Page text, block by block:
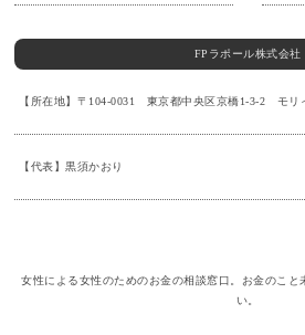
FPラポール株式会社
【所在地】〒104-0031 東京都中央区京橋1-3-2 モリ
【代表】黒須かおり
女性による女性のためのお金の相談窓口。お金のこと
い。